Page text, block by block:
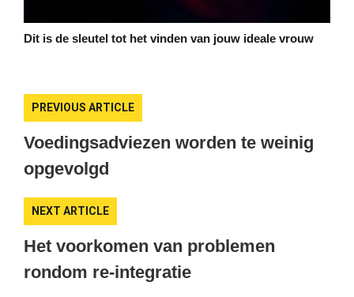
Dit is de sleutel tot het vinden van jouw ideale vrouw
PREVIOUS ARTICLE
Voedingsadviezen worden te weinig
opgevolgd
NEXT ARTICLE
Het voorkomen van problemen
rondom re-integratie